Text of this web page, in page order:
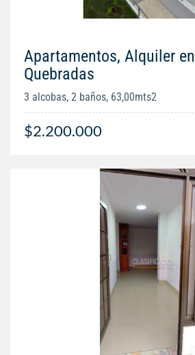
Apartamentos, Alquiler
Quebradas
3 alcobas, 2 baños, 63,00mts2
$2.200.000